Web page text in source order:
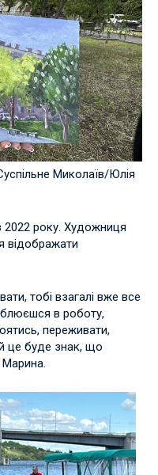
Миколаїв/Юлія
2022 року. Художниця
відображати
тобі взагалі вже все
в роботу,
переживати,
це буде знак, що
Марина.